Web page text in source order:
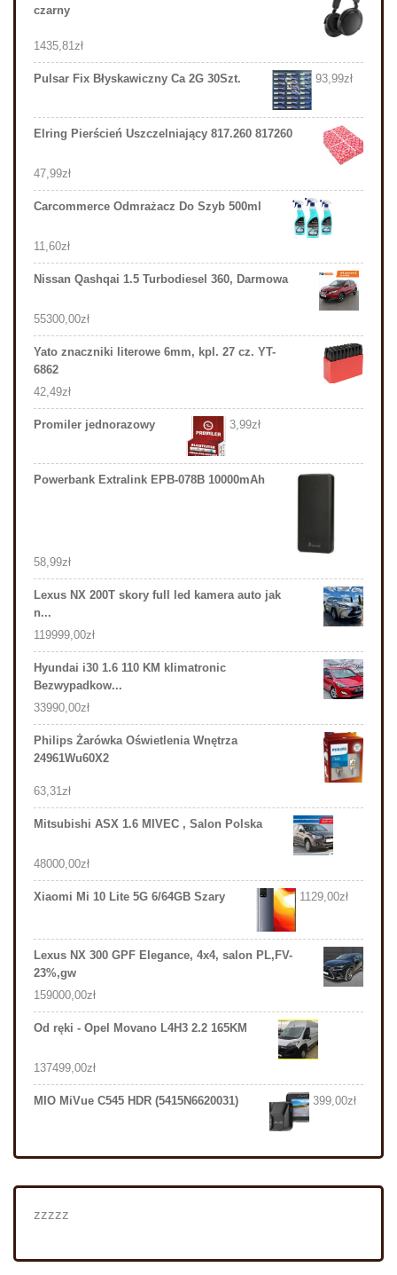
czarny
1435,81zł
Pulsar Fix Błyskawiczny Ca 2G 30Szt. 93,99zł
Elring Pierścień Uszczelniający 817.260 817260
47,99zł
Carcommerce Odmrażacz Do Szyb 500ml
11,60zł
Nissan Qashqai 1.5 Turbodiesel 360, Darmowa
55300,00zł
Yato znaczniki literowe 6mm, kpl. 27 cz. YT-
6862
42,49zł
Promiler jednorazowy 3,99zł
Powerbank Extralink EPB-078B 10000mAh
58,99zł
Lexus NX 200T skory full led kamera auto jak
n...
119999,00zł
Hyundai i30 1.6 110 KM klimatronic
Bezwypadkow...
33990,00zł
Philips Żarówka Oświetlenia Wnętrza
24961Wu60X2
63,31zł
Mitsubishi ASX 1.6 MIVEC , Salon Polska
48000,00zł
Xiaomi Mi 10 Lite 5G 6/64GB Szary 1129,00zł
Lexus NX 300 GPF Elegance, 4x4, salon PL,FV-
23%,gw
159000,00zł
Od ręki - Opel Movano L4H3 2.2 165KM
137499,00zł
MIO MiVue C545 HDR (5415N6620031) 399,00zł
zzzzz